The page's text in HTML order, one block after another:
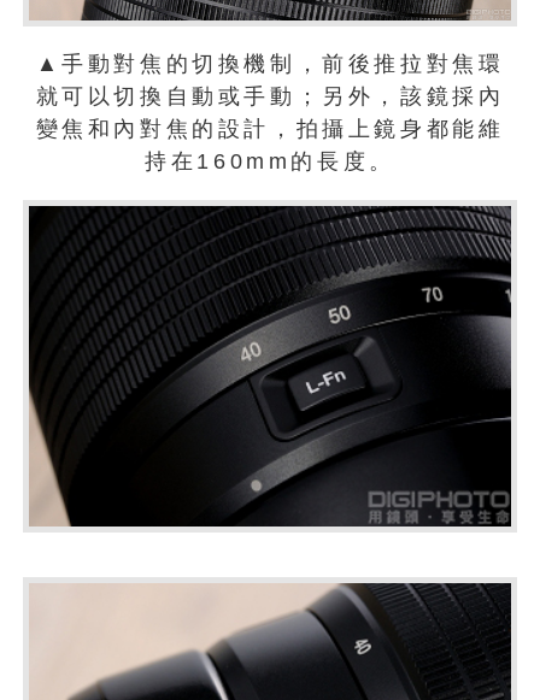
▲手動對焦的切換機制，前後推拉對焦環
就可以切換自動或手動；另外，該鏡採內
變焦和內對焦的設計，拍攝上鏡身都能維
持在160mm的長度。